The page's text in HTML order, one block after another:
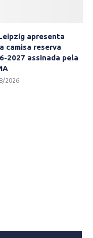
apresenta
camisa reserva
2027 assinada pela
2026